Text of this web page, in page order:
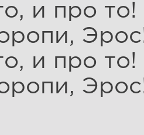
и про то!
и про то!